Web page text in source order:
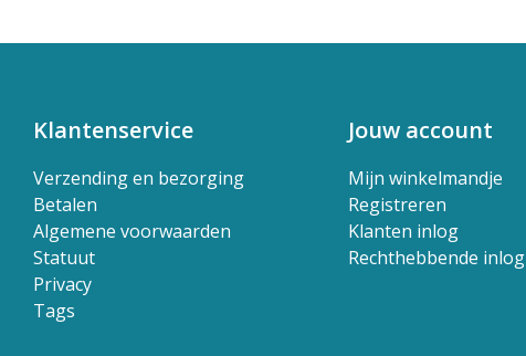
Klantenservice
Verzending en bezorging
Betalen
Algemene voorwaarden
Statuut
Privacy
Tags
Jouw account
Mijn winkelmandje
Registreren
Klanten inlog
Rechthebbende inlog